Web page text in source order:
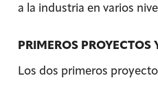
a la industria en varios
PRIMEROS
Los dos primeros